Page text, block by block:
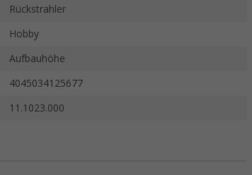
Rückstrahler
Hobby
Aufbauhöhe
4045034125677
11.1023.000